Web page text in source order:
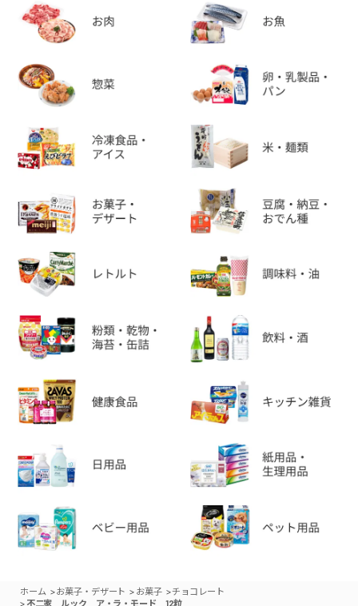
ホーム >お菓子・デザート > お菓子 >チョコレート
> 不二家 ルック ア・ラ・モード 12粒